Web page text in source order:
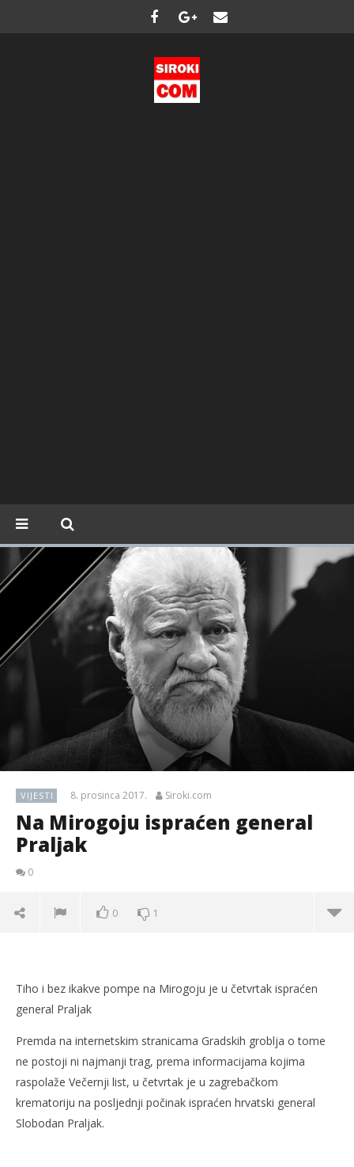
VIJESTI 8. prosinca 2017. Siroki.com
Na Mirogoju ispraćen general
Praljak
0
0 1
Tiho i bez ikakve pompe na Mirogoju je u četvrtak ispraćen
general Praljak
Premda na internetskim stranicama Gradskih groblja o tome
ne postoji ni najmanji trag, prema informacijama kojima
raspolaže Večernji list, u četvrtak je u zagrebačkom
krematoriju na posljednji počinak ispraćen hrvatski general
Slobodan Praljak.